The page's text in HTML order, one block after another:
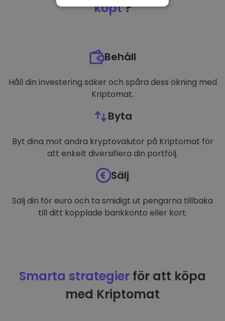
köpt?
Behåll
Håll din investering säker och spåra dess ökning med
Kriptomat.
Byta
Byt dina mot andra kryptovalutor på Kriptomat för
att enkelt diversifiera din portfölj.
Sälj
Sälj din för euro och ta smidigt ut pengarna tillbaka
till ditt kopplade bankkonto eller kort.
Smarta strategier för att köpa
med Kriptomat
PRESTANDA
FUNKTIONER